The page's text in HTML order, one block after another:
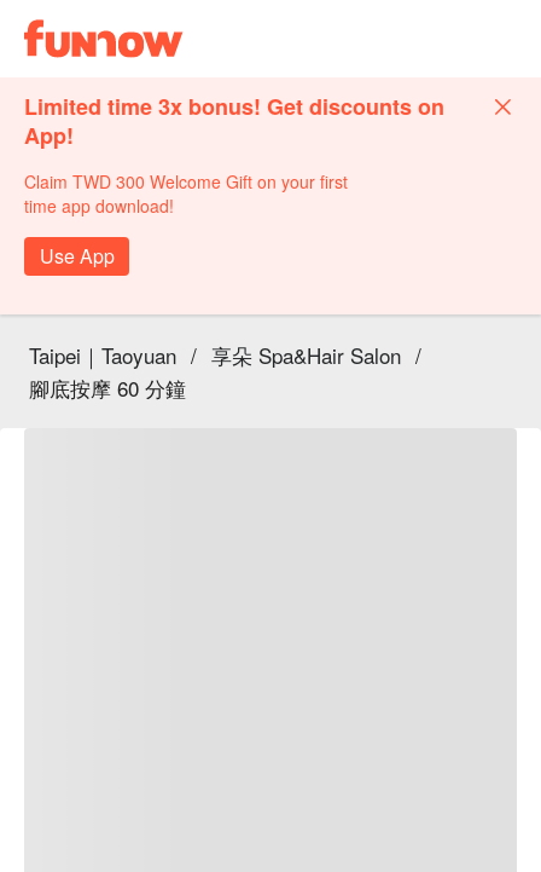
Limited time 3x bonus! Get discounts on
App!
Claim TWD 300 Welcome Gift on your first
time app download!
Use App
Taipei｜Taoyuan / 享朵 Spa&Hair Salon /
腳底按摩 60 分鐘